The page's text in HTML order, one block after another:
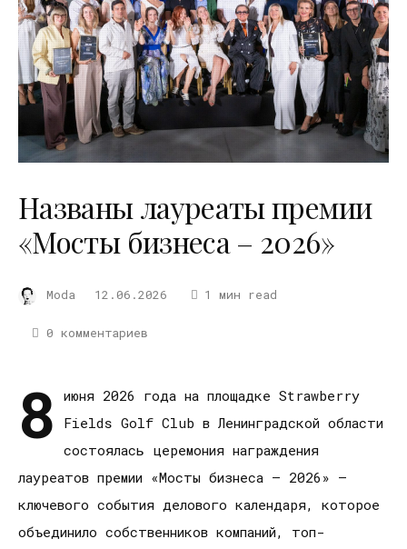
Названы лауреаты премии
«Мосты бизнеса – 2026»
Moda 12.06.2026 1 мин read
0 комментариев
8 июня 2026 года на площадке Strawberry
Fields Golf Club в Ленинградской области
состоялась церемония награждения
лауреатов премии «Мосты бизнеса – 2026» –
ключевого события делового календаря, которое
объединило собственников компаний, топ-